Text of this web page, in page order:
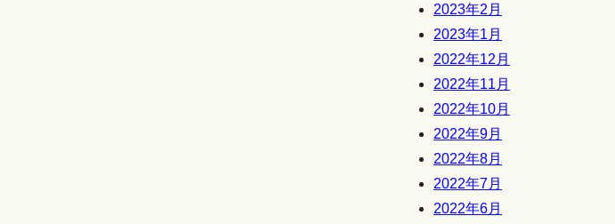
2023年2月
2023年1月
2022年12月
2022年11月
2022年10月
2022年9月
2022年8月
2022年7月
2022年6月